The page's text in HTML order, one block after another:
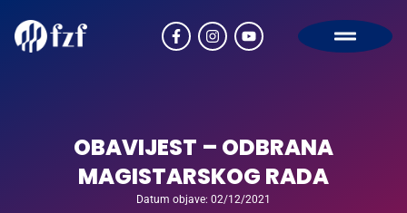
OBAVIJEST – ODBRANA
MAGISTARSKOG RADA
Datum objave: 02/12/2021